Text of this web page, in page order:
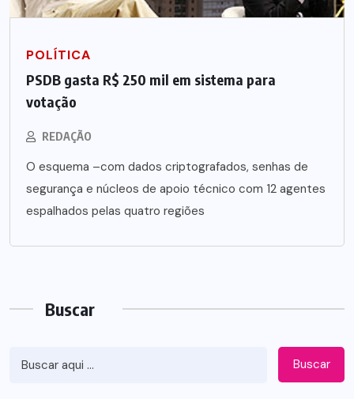
POLÍTICA
PSDB gasta R$ 250 mil em sistema para
votação
REDAÇÃO
O esquema –com dados criptografados, senhas de
segurança e núcleos de apoio técnico com 12 agentes
espalhados pelas quatro regiões
Buscar
Buscar